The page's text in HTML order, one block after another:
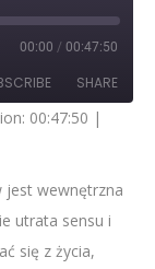
00:00 / 00:47:50
SHARE
00:47:50 |
jest wewnętrzna
utrata sensu i
się z życia,